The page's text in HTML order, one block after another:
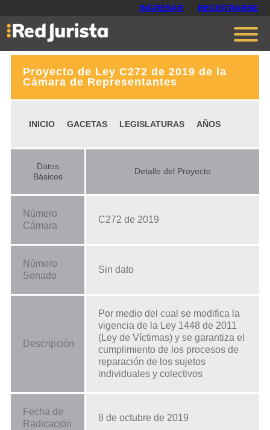
INGRESAR REGISTRARSE
Contáctanos
Planes
Proyecto de Ley C272 de 2019 de la
Cámara de Representantes
INICIO GACETAS LEGISLATURAS AÑOS
Datos
Básicos
Detalle del Proyecto
Número
Cámara
C272 de 2019
Número
Senado
Sin dato
Descripción
Por medio del cual se modifica la
vigencia de la Ley 1448 de 2011
(Ley de Víctimas) y se garantiza el
cumplimiento de los procesos de
reparación de los sujetos
individuales y colectivos
Fecha de
Radicación
8 de octubre de 2019